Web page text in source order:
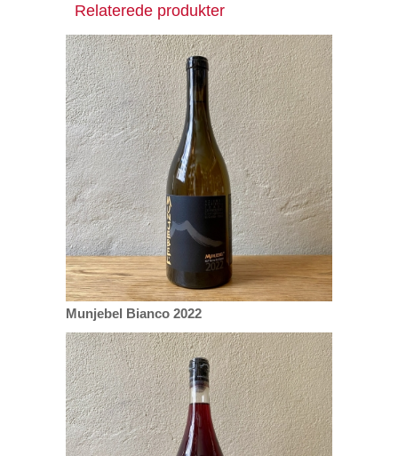
Relaterede produkter
Munjebel Bianco 2022